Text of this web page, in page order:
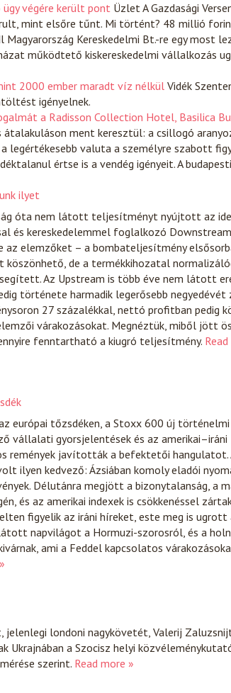
végére került pont ÜzletA Gazdasági
mint elsőre tűnt. Mi történt? 48 millió
Magyarország Kereskedelmi Bt.-re egy most
működtető kiskereskedelmi vállalkozás
2000 ember maradt víz nélkül Vidék
igényelnek.
a Radisson Collection Hotel, Basilica
ment keresztül: a csillogó
legértékesebb valuta a személyre szabott
értse is a vendég igényeit. A
ilyet
óta nem látott teljesítményt nyújtott az
és kereskedelemmel foglalkozó
az elemzőket – a bombateljesítmény
köszönhető, de a termékkihozatal
Az Upstream is több éve nem látott
története harmadik legerősebb negyedévét
27 százalékkal, nettó profitban pedig
várakozásokat. Megnéztük, miből jött
fenntartható a kiugró teljesítmény.
európai tőzsdéken, a Stoxx 600 új történelmi
vállalati gyorsjelentések és az amerikai–iráni
remények javították a befektetői hangulatot.
ilyen kedvező: Ázsiában komoly eladói
Délutánra megjött a bizonytalanság, a
és az amerikai indexek is csökkenéssel
figyelik az iráni híreket, este meg is ugrott
napvilágot a Hormuzi-szorosról, és a
ami a Feddel kapcsolatos
jelenlegi londoni nagykövetét, Valerij
Ukrajnában a Szocisz helyi
szerint. Read more »